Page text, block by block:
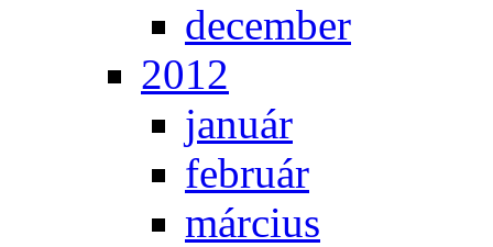
de­cem­ber
2012
ja­nu­ár
feb­ru­ár
már­ci­us